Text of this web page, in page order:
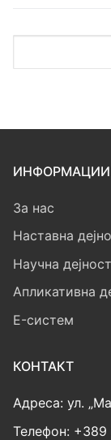
ИНФОРМАЦИИ
За нас
Наставна
Научна дејност
Апликативна
E-систем
КОНТАКТ
Адреса: ул.
Телефон: